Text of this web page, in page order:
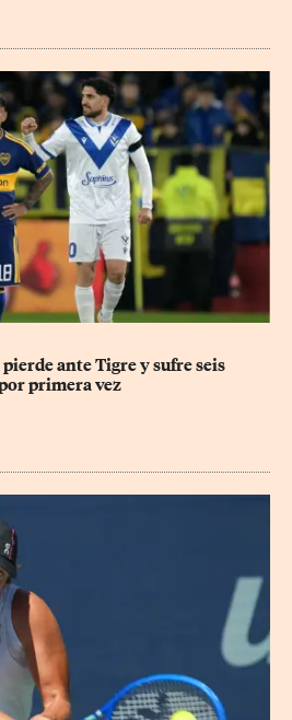
ante Tigre y sufre seis
primera vez